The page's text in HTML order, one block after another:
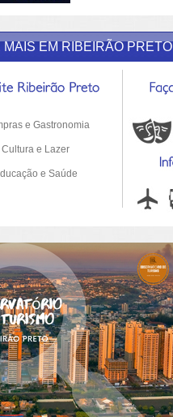
MAIS EM RIBEIRÃO PRETO
e Gastronomia
Cultura e Lazer
e Saúde